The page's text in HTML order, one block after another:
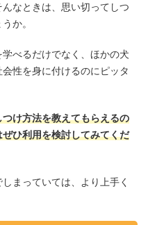
なときは、思い切ってしつ
か。
べるだけでなく、ほかの犬
性を身に付けるのにピッタ
け方法を教えてもらえるの
ひ利用を検討してみてくだ
まっていては、より上手く